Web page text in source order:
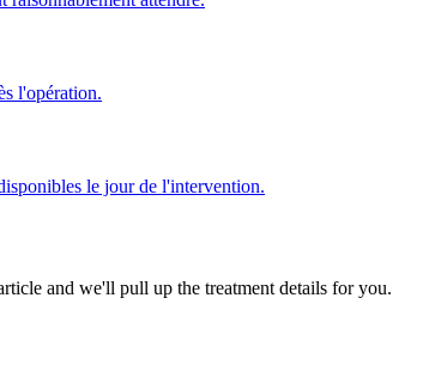
l'opération.
le jour de l'intervention.
and we'll pull up the treatment details for you.